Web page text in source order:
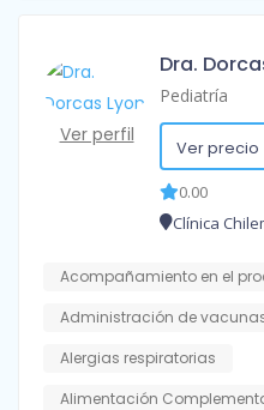
Ver perfil
Dra.
Pediatría
Ver precio
0.00
Clínica
Acompañamiento en el
Administración de
Alergias respiratorias
Alimentación